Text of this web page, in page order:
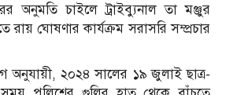
অনুমতি চাইলে ট্রাইব্যুনাল তা মঞ্জুর
রায় ঘোষণার কার্যক্রম সরাসরি সম্প্রচার
অনুযায়ী, ২০২৪ সালের ১৯ জুলাই ছাত্র-